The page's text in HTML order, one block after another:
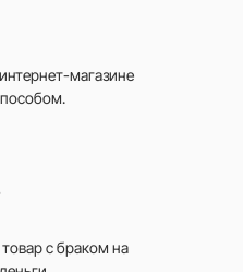
магазине
с браком на